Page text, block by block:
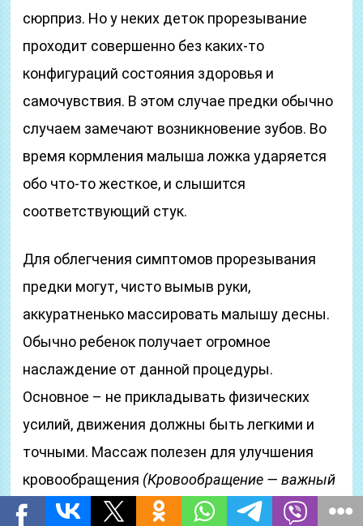
сюрприз. Но у неких деток прорезывание
проходит совершенно без каких-то
конфигураций состояния здоровья и
самочувствия. В этом случае предки обычно
случаем замечают возникновение зубов. Во
время кормления малыша ложка ударяется
обо что-то жесткое, и слышится
соответствующий стук.
Для облегчения симптомов прорезывания
предки могут, чисто вымыв руки,
аккуратненько массировать малышу десны.
Обычно ребенок получает огромное
наслаждение от данной процедуры.
Основное – не прикладывать физических
усилий, движения должны быть легкими и
точными. Массаж полезен для улучшения
кровообращения (Кровообращение — важный
фактор в жизнедеятельности организма